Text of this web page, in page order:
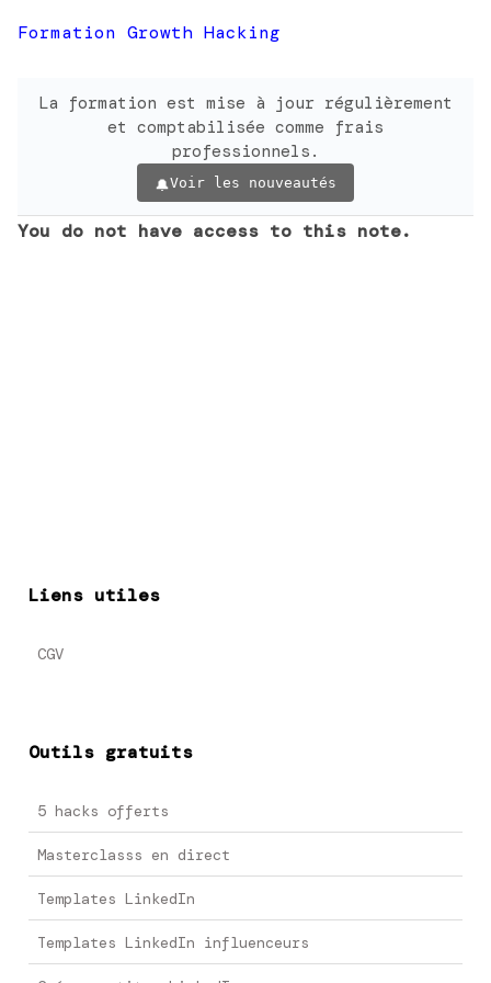
Formation Growth Hacking
La formation est mise à jour régulièrement
et comptabilisée comme frais
professionnels.
Voir les nouveautés
You do not have access to this note.
Liens utiles
CGV
Outils gratuits
5 hacks offerts
Masterclasss en direct
Templates LinkedIn
Templates LinkedIn influenceurs